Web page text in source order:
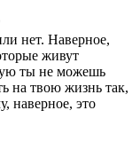
нет. Наверное,
живут
ты не можешь
на твою жизнь так,
наверное, это